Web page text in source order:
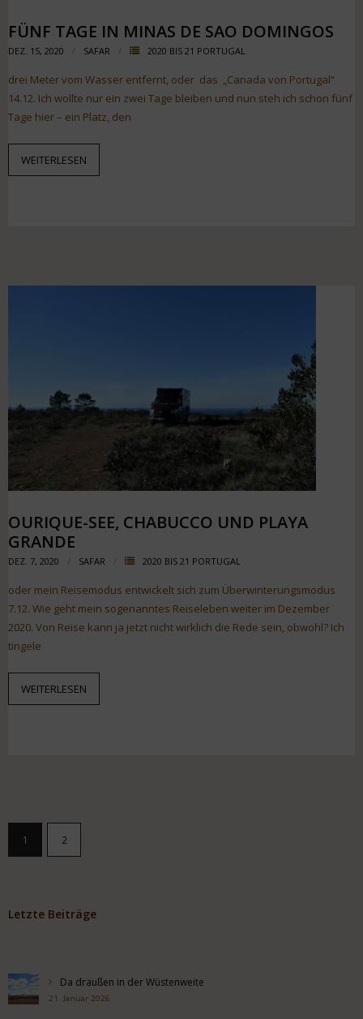
FÜNF TAGE IN MINAS DE SAO DOMINGOS
DEZ. 15, 2020 SAFAR 2020 BIS 21 PORTUGAL
drei Meter vom Wasser entfernt, oder das „Canada von Portugal“
14.12. Ich wollte nur ein zwei Tage bleiben und nun steh ich schon fünf
Tage hier – ein Platz, den
WEITERLESEN
OURIQUE-SEE, CHABUCCO UND PLAYA
GRANDE
DEZ. 7, 2020 SAFAR 2020 BIS 21 PORTUGAL
oder mein Reisemodus entwickelt sich zum Überwinterungsmodus
7.12. Wie geht mein sogenanntes Reiseleben weiter im Dezember
2020. Von Reise kann ja jetzt nicht wirklich die Rede sein, obwohl? Ich
tingele
WEITERLESEN
1 2
Letzte Beiträge
Da draußen in der Wüstenweite
21. Januar 2026